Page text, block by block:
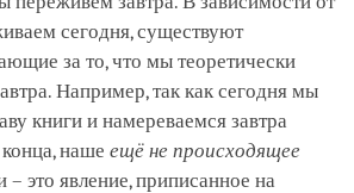
сегодня, существуют
за то, что мы теоретически
Например, так как сегодня мы
книги и намереваемся завтра
наше ещё не происходящее
– это явление, приписанное на